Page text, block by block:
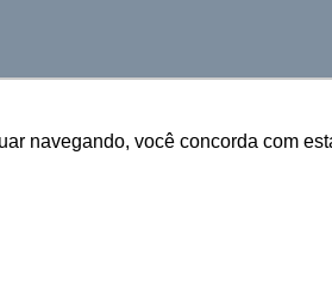
navegando, você concorda com